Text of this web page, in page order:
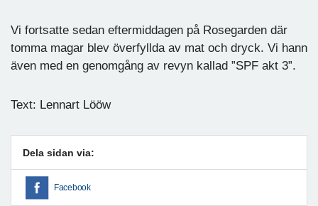
Vi fortsatte sedan eftermiddagen på Rosegarden där
tomma magar blev överfyllda av mat och dryck. Vi hann
även med en genomgång av revyn kallad ”SPF akt 3”.
Text: Lennart Lööw
Dela sidan via:
Facebook